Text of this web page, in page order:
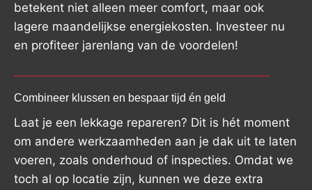
betekent niet alleen meer comfort, maar ook
lagere maandelijkse energiekosten. Investeer nu
en profiteer jarenlang van de voordelen!
Combineer klussen en bespaar tijd én geld
Laat je een lekkage repareren? Dit is hét moment
om andere werkzaamheden aan je dak uit te laten
voeren, zoals onderhoud of inspecties. Omdat we
toch al op locatie zijn, kunnen we deze extra